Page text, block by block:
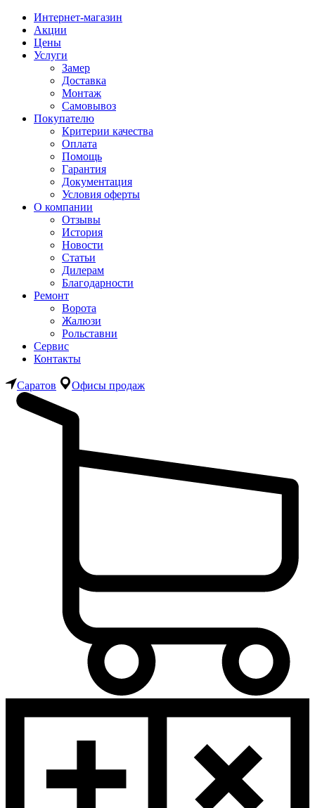
Интернет-магазин
Акции
Цены
Услуги
Замер
Доставка
Монтаж
Самовывоз
Покупателю
Критерии качества
Оплата
Помощь
Гарантия
Документация
Условия оферты
О компании
Отзывы
История
Новости
Статьи
Дилерам
Благодарности
Ремонт
Ворота
Жалюзи
Рольставни
Сервис
Контакты
Саратов Офисы продаж